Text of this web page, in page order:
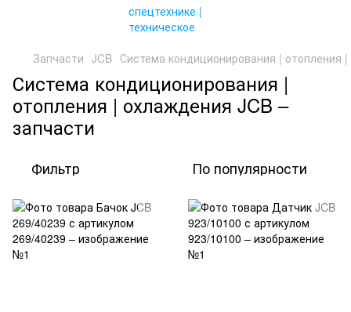
Запчасти JCB Система кондиционирования | отопления
Система кондиционирования |
отопления | охлаждения JCB –
запчасти
Фильтр По популярности